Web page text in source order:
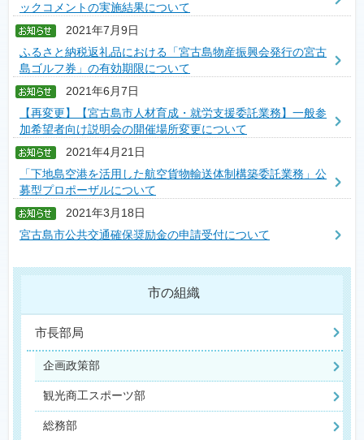
ックコメントの実施結果について
2021年7月9日
ふるさと納税返礼品における「宮古島物産振興会発行の宮古
島ゴルフ券」の有効期限について
2021年6月7日
【再変更】【宮古島市人材育成・就労支援委託業務】一般参
加希望者向け説明会の開催場所変更について
2021年4月21日
「下地島空港を活用した航空貨物輸送体制構築委託業務」公
募型プロポーザルについて
2021年3月18日
宮古島市公共交通確保奨励金の申請受付について
市の組織
市長部局
企画政策部
観光商工スポーツ部
総務部